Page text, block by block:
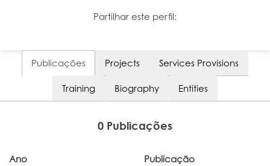
Partilhar este perfil:
Publicações Projects Services Provisions
Training Biography Entities
0 Publicações
Ano Publicação